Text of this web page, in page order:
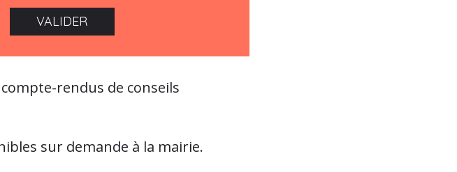
VALIDER
rendus de conseils
sur demande à la mairie.